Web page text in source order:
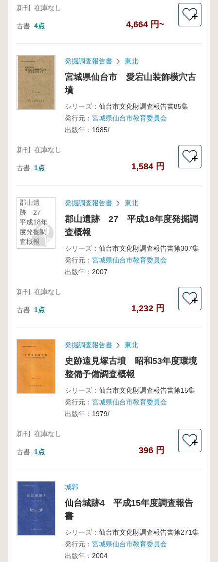
新刊 在庫なし
古書 4点 4,664 円~
＋
発掘調査報告書 東北
宮城県仙台市 愛宕山装飾横穴古
墳
シリーズ： 仙台市文化財調査報告書85集
発行元： 宮城県仙台市教育委員会
出版年： 1985/
新刊 在庫なし
古書 1点 1,584 円
＋
郡山遺
跡 27
平成18年
度発掘調
査概報
発掘調査報告書 東北
郡山遺跡 27 平成18年度発掘調
査概報
シリーズ： 仙台市文化財調査報告書第307集
発行元： 宮城県仙台市教育委員会
出版年： 2007
新刊 在庫なし
古書 1点 1,232 円
＋
発掘調査報告書 東北
史跡遠見塚古墳 昭和53年度環境
整備予備調査概報
シリーズ： 仙台市文化財調査報告書第15集
発行元： 宮城県仙台市教育委員会
出版年： 1979/
新刊 在庫なし
古書 1点 396 円
＋
城郭
仙台城跡4 平成15年度調査報告
書
シリーズ： 仙台市文化財調査報告書第271集
発行元： 宮城県仙台市教育委員会
出版年： 2004